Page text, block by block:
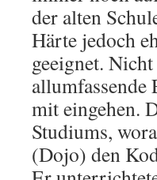
der alten
Härte jedoch
geeignet.
mit eingehen.
Studiums,
(Dojo) den